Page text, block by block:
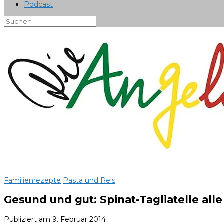
Podcast
Familienrezepte Pasta und Reis
Gesund und gut: Spinat-Tagliatelle
Publiziert am 9. Februar 2014